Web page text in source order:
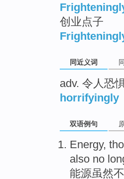
创业点子
同近义词
adv. 令人恐
horrifyingly
双语例句
Energy,
also no
能源虽然不